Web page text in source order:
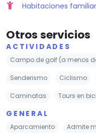
Habitaciones
Otros servicios
ACTIVIDADES
Campo de golf (a menos
Senderismo Ciclismo
Caminatas Tours en
GENERAL
Aparcamiento Admite